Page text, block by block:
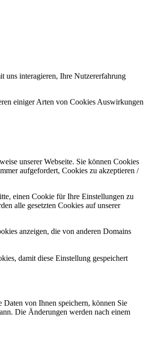
uns interagieren, Ihre Nutzererfahrung
einiger Arten von Cookies Auswirkungen
unserer Webseite. Sie können Cookies
aufgefordert, Cookies zu akzeptieren /
einen Cookie für Ihre Einstellungen zu
alle gesetzten Cookies auf unserer
anzeigen, die von anderen Domains
damit diese Einstellung gespeichert
Daten von Ihnen speichern, können Sie
Die Änderungen werden nach einem